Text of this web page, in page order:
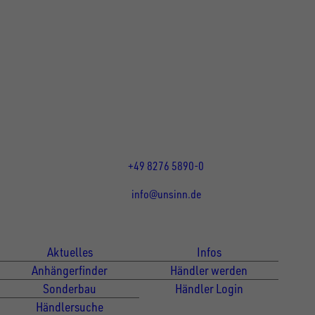
+49 8276 5890-0
info@unsinn.de
Aktuelles
Anhängerfinder
Sonderbau
Händlersuche
Infos
Händler werden
Händler Login